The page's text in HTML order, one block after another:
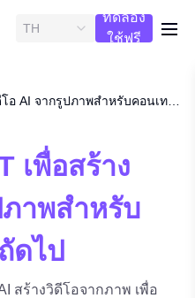
TH
ทดลอง
ใช้ฟรี
เพื่อสร้าง
าพสำหรับ
ดไป
สร้างวิดีโอจากภาพ เพื่อ